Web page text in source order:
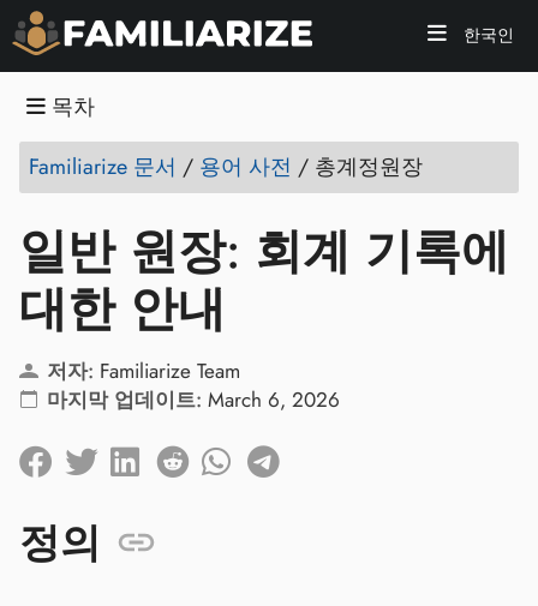
한국인
목차
Familiarize 문서 / 용어 사전 / 총계정원장
일반 원장: 회계 기록에
대한 안내
저자: Familiarize Team
마지막 업데이트: March 6, 2026
정의